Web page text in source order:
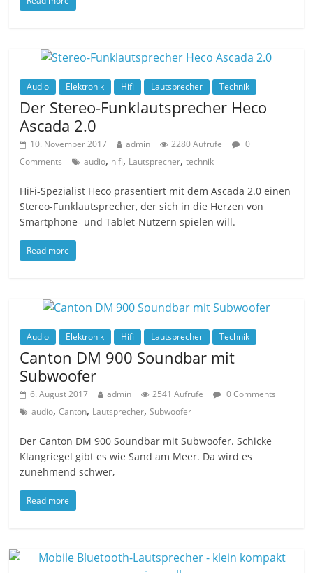
Audio Elektronik Hifi Lautsprecher Technik
Der Stereo-Funklautsprecher Heco
Ascada 2.0
10. November 2017 admin 2280 Aufrufe
0
Comments
audio, hifi, Lautsprecher,technik
HiFi-Spezialist Heco präsentiert mit dem Ascada 2.0 einen
Stereo-Funklautsprecher, der sich in die Herzen von
Smartphone- und Tablet-Nutzern spielen will.
Read more
Audio Elektronik Hifi Lautsprecher Technik
Canton DM 900 Soundbar mit
Subwoofer
6. August 2017 admin 2541 Aufrufe
0 Comments
audio,Canton, Lautsprecher,Subwoofer
Der Canton DM 900 Soundbar mit Subwoofer. Schicke
Klangriegel gibt es wie Sand am Meer. Da wird es
zunehmend schwer,
Read more